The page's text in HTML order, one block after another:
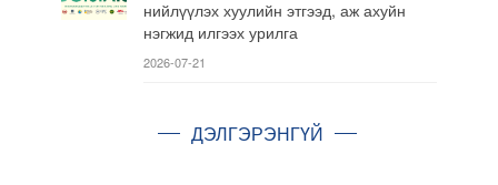
нийлүүлэх хуулийн этгээд, аж ахуйн
нэгжид илгээх урилга
2026-07-21
ДЭЛГЭРЭНГҮЙ